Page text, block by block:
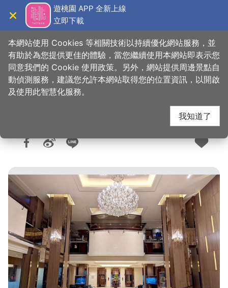
主
遊桃園 APP 全新上線
立即下載
首頁 > 想去的地方 > 住宿 > 旅館與民宿
智醫康寓
人氣：2554
本網站使用 Cookies 等相關技術以持續優化網站服務，並
有助於為您提供更佳的體驗，當您繼續使用本網站即表示您
同意我們的 Cookie 使用政策。另外，網站提供周邊景點自
動偵測服務，建議您允許本網站取得您的位置資訊，以開啟
及使用此智慧化服務。
我知道了